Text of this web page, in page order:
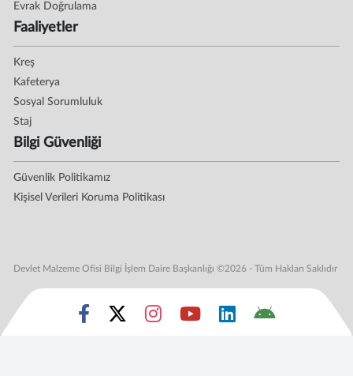
Evrak Doğrulama
Faaliyetler
Kreş
Kafeterya
Sosyal Sorumluluk
Staj
Bilgi Güvenliği
Güvenlik Politikamız
Kişisel Verileri Koruma Politikası
Devlet Malzeme Ofisi Bilgi İşlem Daire Başkanlığı ©2026 - Tüm Hakları Saklıdır